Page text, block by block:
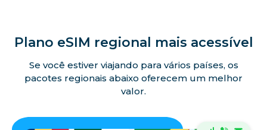
Plano eSIM regional mais acessível
Se você estiver viajando para vários países, os
pacotes regionais abaixo oferecem um melhor
valor.